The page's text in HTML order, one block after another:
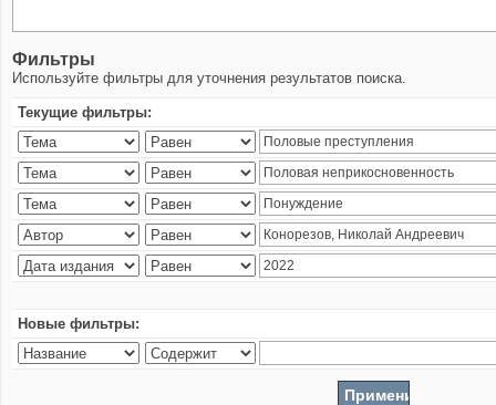
Фильтры
Используйте фильтры для уточнения результатов поиска.
Текущие фильтры:
Новые фильтры: